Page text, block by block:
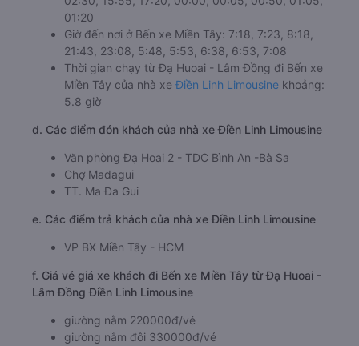
🚌 4. Xe Điền Linh Limousine khởi hành tại Ngã 3 Ma
Đa Gui
a. Giới thiệu xe Điền Linh Limousine
Nhà xe Điền Linh Limousine là một trong những nhà xe uy
tín hàng đầu chuyên cung cấp dịch vụ vận chuyển hành
khách từ Đạ Huoai - Lâm Đồng đi Bến xe Miền Tây. Nhà
nhân viên tư vấn nhiệt tình, tài xế giàu kinh nghiệm và xe
khách chất lượng cao. Dàn xe của nhà xe Điền Linh
Limousine đi Bến xe Miền Tây từ Đạ Huoai - Lâm Đồng
wifi tốc độ cao miễn phí, giúp hành khách có một chuyến
đi thoải mái và thư giãn. Đặc biệt, lái xe của nhà xe Điền
an toàn cho hành khách.
b. Hình ảnh xe Điền Linh Limousine